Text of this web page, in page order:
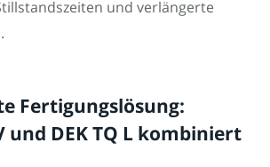
und verlängerte
Fertigungslösung:
und DEK TQ L kombiniert